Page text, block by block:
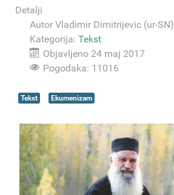
Detalji
Autor Vladimir Dimitrijevic (ur-SN)
Kategorija: Tekst
Objavljeno 24 maj 2017
Pogodaka: 11016
Tekst Ekumenizam